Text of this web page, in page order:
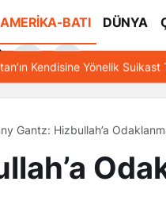
BATI DÜNYA
Kendisine Yönelik
Gantz: Hizbullah’a